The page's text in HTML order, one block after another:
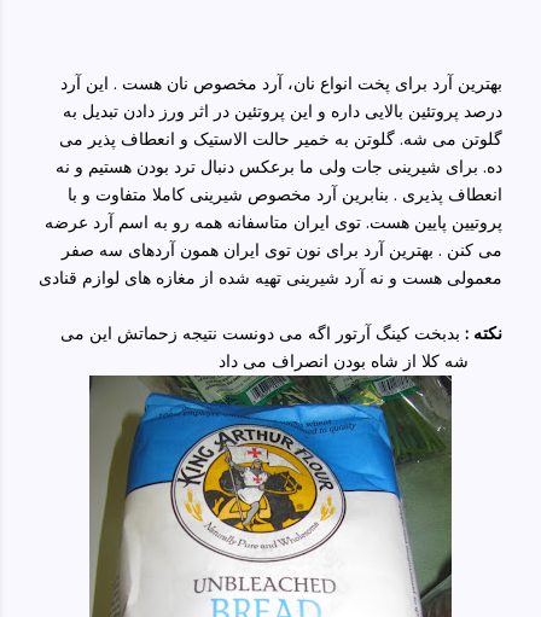
درصد پروتئین بالایی داره و این پروتئین در اثر ورز دادن تبدیل به
گلوتن می شه. گلوتن به خمیر حالت الاستیک و انعطاف پذیر می
ده. برای شیرینی جات ولی ما برعکس دنبال ترد بودن هستیم و نه
انعطاف پذیری . بنابرین آرد مخصوص شیرینی کاملا متفاوت و با
پروتیین پایین هست. توی ایران متاسفانه همه رو به اسم آرد عرضه
می کنن . بهترین آرد برای نون توی ایران همون آردهای سه صفر
معمولی هست و نه آرد شیرینی تهیه شده از مغازه های لوازم قنادی
نکته : بدبخت کینگ آرتور اگه می دونست نتیجه زحماتش این می